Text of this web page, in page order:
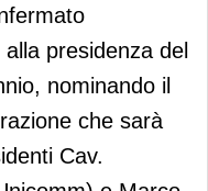
presidenza del
nominando il
che sarà
Cav.